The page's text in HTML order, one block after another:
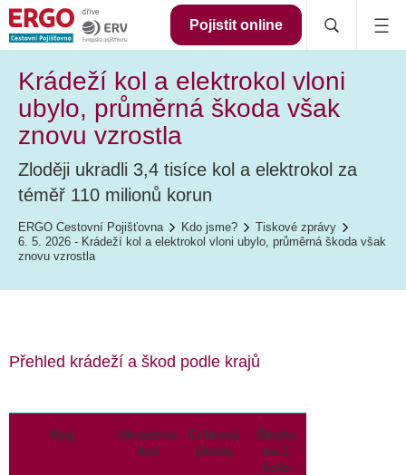
Pojistit online
Krádeží kol a elektrokol vloni
ubylo, průměrná škoda však
znovu vzrostla
Zloději ukradli 3,4 tisíce kol a elektrokol za
téměř 110 milionů korun
ERGO Cestovní Pojišťovna Kdo jsme?
Tiskové zprávy
6. 5. 2026 - Krádeží kol a elektrokol vloni ubylo, průměrná škoda však
znovu vzrostla
Přehled krádeží a škod podle krajů
Kraj
Ukradeno
kol
Celková
škoda
Škoda
na 1
kolo